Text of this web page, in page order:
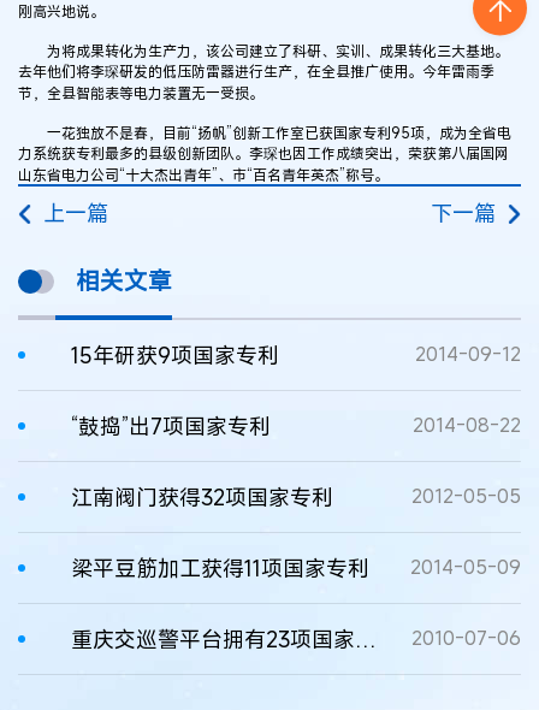
刚高兴地说。
为将成果转化为生产力，该公司建立了科研、实训、成果转化三大基地。
去年他们将李琛研发的低压防雷器进行生产，在全县推广使用。今年雷雨季
节，全县智能表等电力装置无一受损。
一花独放不是春，目前“扬帆”创新工作室已获国家专利95项，成为全省电
力系统获专利最多的县级创新团队。李琛也因工作成绩突出，荣获第八届国网
山东省电力公司“十大杰出青年”、市“百名青年英杰”称号。
上一篇 下一篇
相关文章
15年研获9项国家专利 2014-09-12
“鼓捣”出7项国家专利 2014-08-22
江南阀门获得32项国家专利 2012-05-05
梁平豆筋加工获得11项国家专利 2014-05-09
重庆交巡警平台拥有23项国家专利 2010-07-06